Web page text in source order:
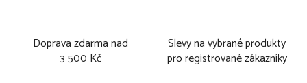
Doprava zdarma nad
3 500 Kč
Slevy na vybrané produkty
pro registrované zákazníky